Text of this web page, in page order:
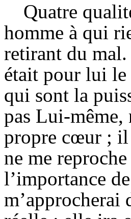
Quatre
homme à qui
retirant du
était pour lui le
qui sont la
pas Lui-même,
propre cœur ; il
ne me
l’importance